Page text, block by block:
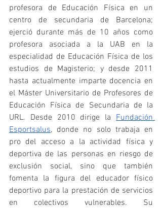
profesora de Educación Física en un
centro de secundaria de Barcelona;
ejerció durante más de 10 años como
profesora asociada a la UAB en la
especialidad de Educación Física de los
estudios de Magisterio; y desde 2011
hasta actualmente imparte docencia en
el Máster Universitario de Profesores de
Educación Física de Secundaria de la
URL. Desde 2010 dirige la Fundación
Esportsalus, donde no solo trabaja en
pro del acceso a la actividad física y
deportiva de las personas en riesgo de
exclusión social, sino que también
fomenta la figura del educador físico
deportivo para la prestación de servicios
en colectivos vulnerables. Su